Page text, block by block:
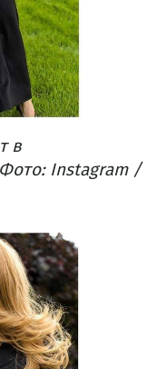
в
Instagram /